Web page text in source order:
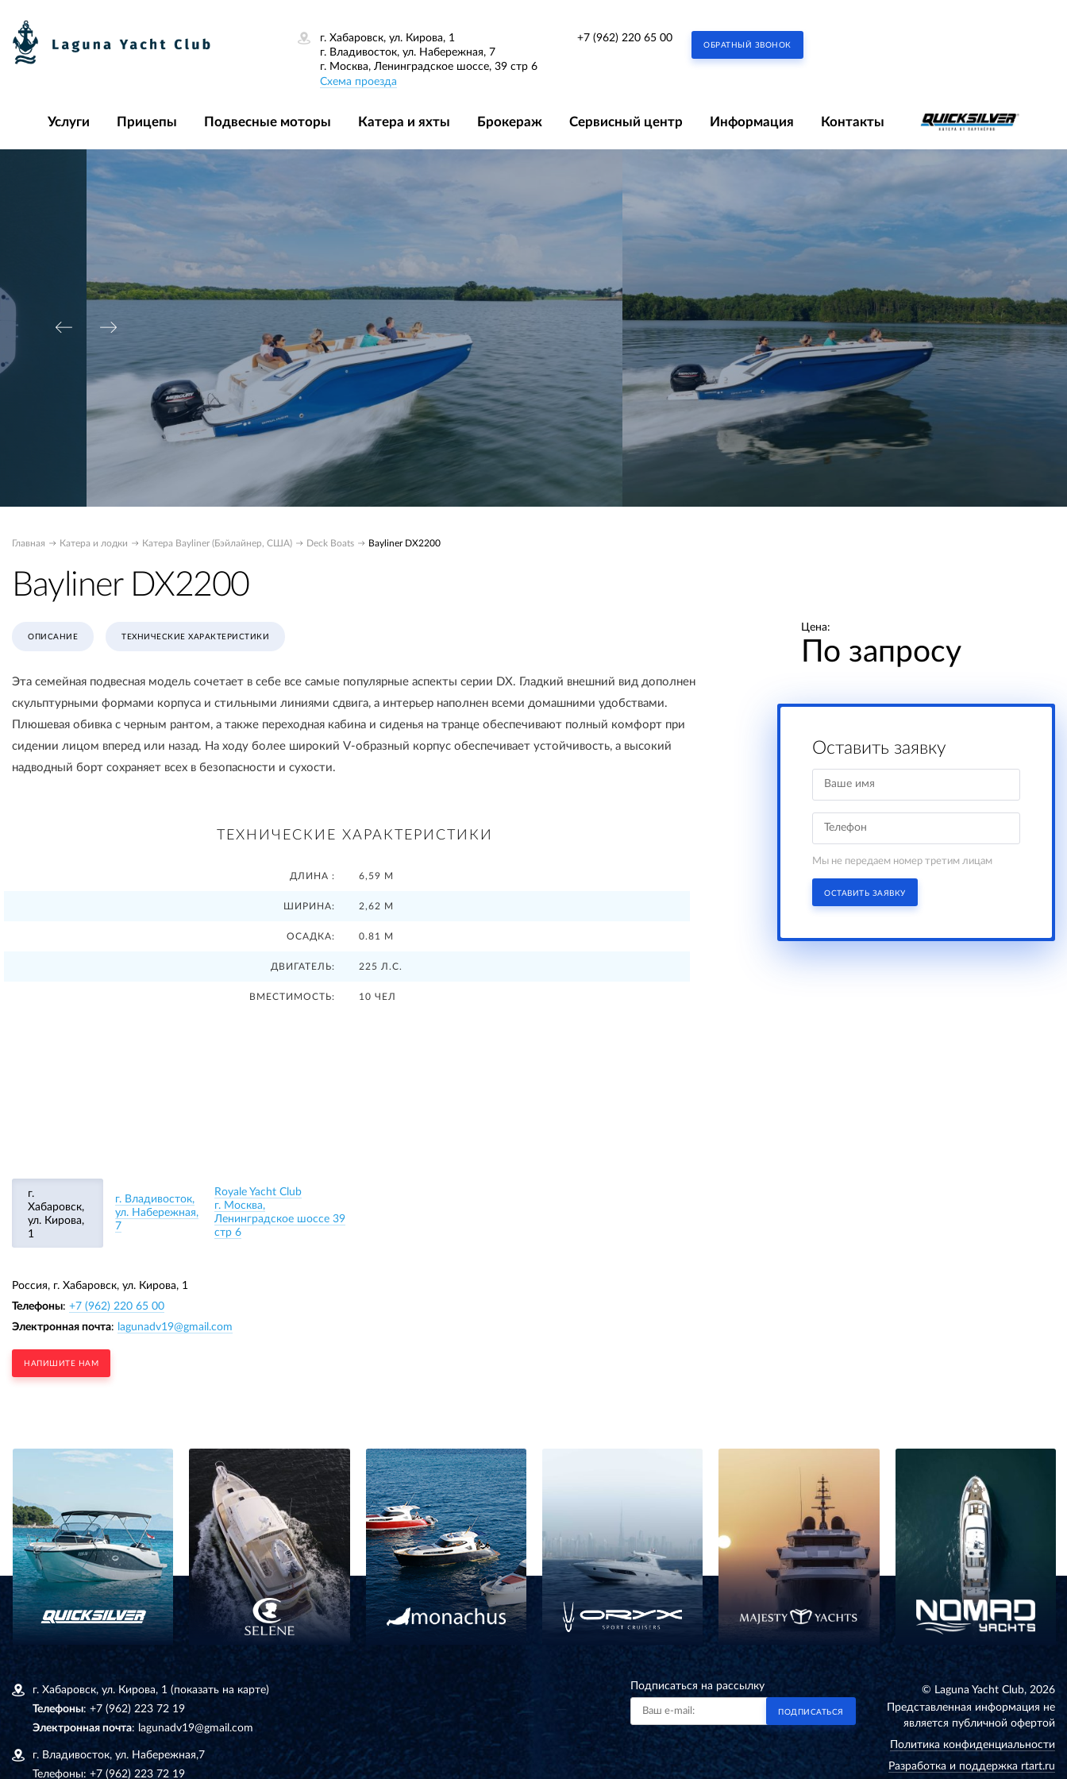
г. Хабаровск, ул. Кирова, 1
г. Владивосток, ул. Набережная, 7
г. Москва, Ленинградское шоссе, 39 стр 6
Схема проезда
+7 (962) 220 65 00
ОБРАТНЫЙ ЗВОНОК
Услуги Прицепы Подвесные моторы Катера и яхты Брокераж Сервисный центр Информация Контакты
Главная Катера и лодки Катера Bayliner (Бэйлайнер, США) Deck Boats Bayliner DX2200
Bayliner DX2200
ОПИСАНИЕ ТЕХНИЧЕСКИЕ ХАРАКТЕРИСТИКИ
Эта семейная подвесная модель сочетает в себе все самые популярные аспекты серии DX. Гладкий внешний вид дополнен
скульптурными формами корпуса и стильными линиями сдвига, а интерьер наполнен всеми домашними удобствами.
Плюшевая обивка с черным рантом, а также переходная кабина и сиденья на транце обеспечивают полный комфорт при
сидении лицом вперед или назад. На ходу более широкий V-образный корпус обеспечивает устойчивость, а высокий
надводный борт сохраняет всех в безопасности и сухости.
ТЕХНИЧЕСКИЕ ХАРАКТЕРИСТИКИ
ДЛИНА : 6,59 М
ШИРИНА: 2,62 М
ОСАДКА: 0.81 М
ДВИГАТЕЛЬ: 225 Л.С.
ВМЕСТИМОСТЬ: 10 ЧЕЛ
Цена:
По запросу
Оставить заявку
Мы не передаем номер третим лицам
ОСТАВИТЬ ЗАЯВКУ
г.
Хабаровск,
ул. Кирова,
1
г. Владивосток,
ул. Набережная,
7
Royale Yacht Club
г. Москва,
Ленинградское шоссе 39
стр 6
Россия, г. Хабаровск, ул. Кирова, 1
Телефоны: +7 (962) 220 65 00
Электронная почта: lagunadv19@gmail.com
НАПИШИТЕ НАМ
г. Хабаровск, ул. Кирова, 1 (показать на карте)
Телефоны: +7 (962) 223 72 19
Электронная почта: lagunadv19@gmail.com
г. Владивосток, ул. Набережная,7
Телефоны: +7 (962) 223 72 19
Подписаться на рассылку
ПОДПИСАТЬСЯ
© Laguna Yacht Club, 2026
Представленная информация не
является публичной офертой
Политика конфиденциальности
Разработка и поддержка rtart.ru